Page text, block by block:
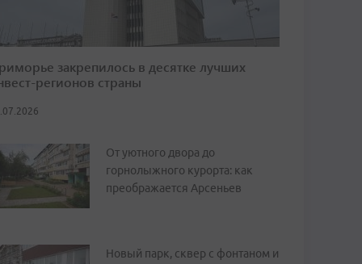
закрепилось в десятке лучших
регионов страны
От уютного двора до
горнолыжного курорта: как
преображается Арсеньев
Новый парк, сквер с фонтаном и